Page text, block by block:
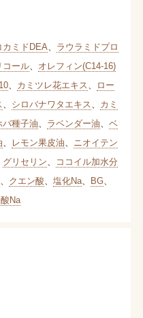
カミドDEA
ラウラミドプロ
コール、 オレフィン(C14-16)
、 カミツレ花エキス
ロー
シロバナワタエキス
カミ
バ種子油 ラベンダー油
ベ
レモン果皮油
ニオイテン
グリセリン
ココイル加水分
クエン酸 塩化Na、 BG、
Na